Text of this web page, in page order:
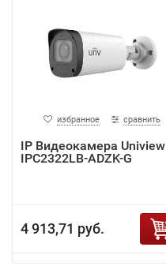
избранное сравнить
IP Видеокамера Uniview
IPC2322LB-ADZK-G
4 913,71 руб.